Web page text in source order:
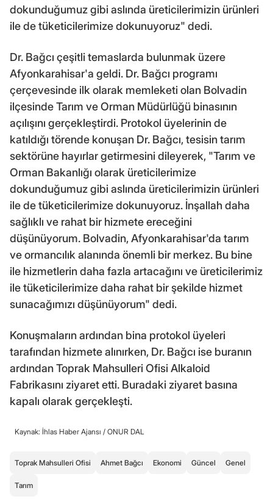
dokunduğumuz gibi aslında üreticilerimizin ürünleri
ile de tüketicilerimize dokunuyoruz" dedi.
Dr. Bağcı çeşitli temaslarda bulunmak üzere
Afyonkarahisar'a geldi. Dr. Bağcı programı
çerçevesinde ilk olarak memleketi olan Bolvadin
ilçesinde Tarım ve Orman Müdürlüğü binasının
açılışını gerçekleştirdi. Protokol üyelerinin de
katıldığı törende konuşan Dr. Bağcı, tesisin tarım
sektörüne hayırlar getirmesini dileyerek, "Tarım ve
Orman Bakanlığı olarak üreticilerimize
dokunduğumuz gibi aslında üreticilerimizin ürünleri
ile de tüketicilerimize dokunuyoruz. İnşallah daha
sağlıklı ve rahat bir hizmete ereceğini
düşünüyorum. Bolvadin, Afyonkarahisar'da tarım
ve ormancılık alanında önemli bir merkez. Bu bine
ile hizmetlerin daha fazla artacağını ve üreticilerimiz
ile tüketicilerimize daha rahat bir şekilde hizmet
sunacağımızı düşünüyorum" dedi.
Konuşmaların ardından bina protokol üyeleri
tarafından hizmete alınırken, Dr. Bağcı ise buranın
ardından Toprak Mahsulleri Ofisi Alkaloid
Fabrikasını ziyaret etti. Buradaki ziyaret basına
kapalı olarak gerçekleşti.
Kaynak: İhlas Haber Ajansı / ONUR DAL
Toprak Mahsulleri Ofisi Ahmet Bağcı Ekonomi Güncel Genel
Tarım